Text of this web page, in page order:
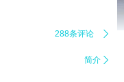
288条评论 
简介 